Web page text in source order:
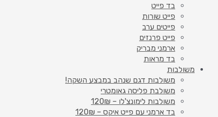
בד פייט
פייט שורות
פייטים ערב
פייט פרנזים
ארמני מבריק
בד מראות
משולבות
משולבות דגם שנהב במבצע השקה!
משולבת פליסה גאומטרי
משולבות לימונצ'לו – 120₪
בד ארמני עם פייט איקס – 120₪